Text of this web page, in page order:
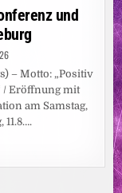
und
– Motto: „Positiv
/ Eröffnung mit
am Samstag,
11.8….